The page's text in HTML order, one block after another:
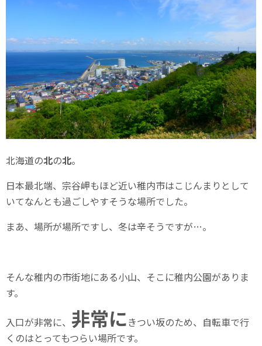
北海道の北の北。
日本最北端、宗谷岬もほど近い稚内市はこじんまりとして
いてなんとも過ごしやすそうな場所でした。
まあ、場所が場所ですし、冬は辛そうですが…。
そんな稚内の市街地にある小山、そこに稚内公園がありま
す。
入口が非常に、 非常にきつい坂のため、自転車で行
くのはとってもつらい場所です。